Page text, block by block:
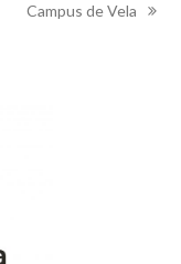
next
Campus de Vela